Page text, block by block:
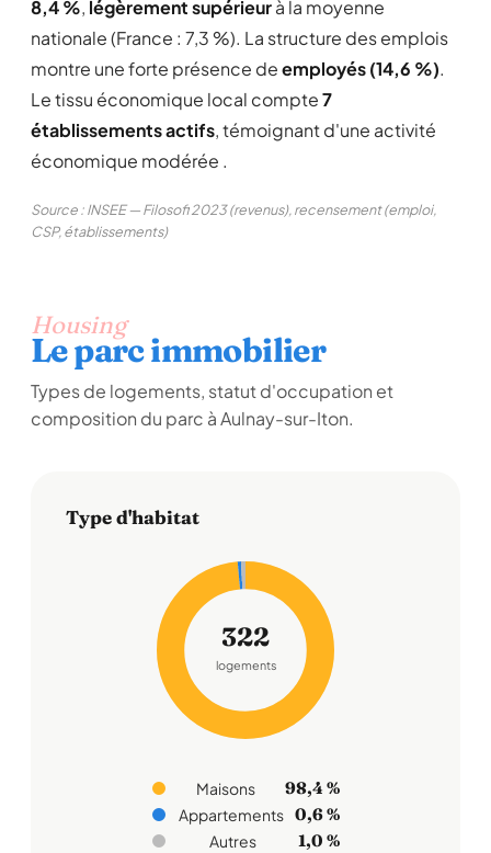
8,4 %, légèrement supérieurà la moyenne
nationale (France : 7,3 %). La structure des emplois
montre une forte présence deemployés (14,6 %).
Le tissu économique local compte7
établissements actifs, témoignant d'une activité
économique modérée .
Source : INSEE — Filosofi 2023 (revenus), recensement (emploi,
CSP, établissements)
Housing
Le parc immobilier
Types de logements, statut d'occupation et
composition du parc à Aulnay-sur-Iton.
Type d'habitat
322
logements
Maisons 98,4 %
Appartements 0,6 %
Autres 1,0 %